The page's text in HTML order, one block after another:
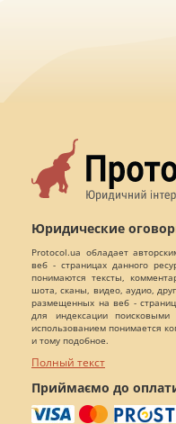
Юридические
Protocol.ua обладает
веб - страницах данного
понимаются тексты,
шота, сканы, видео, аудио,
размещенных на веб -
для индексации
использованием понимается
и тому подобное.
Полный текст
Приймаємо до